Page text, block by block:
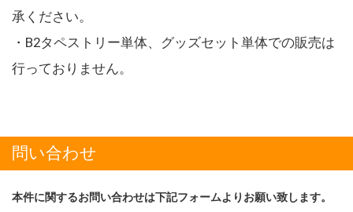
承ください。
・B2タペストリー単体、グッズセット単体での販売は
行っておりません。
問い合わせ
本件に関するお問い合わせは下記フォームよりお願い致します。